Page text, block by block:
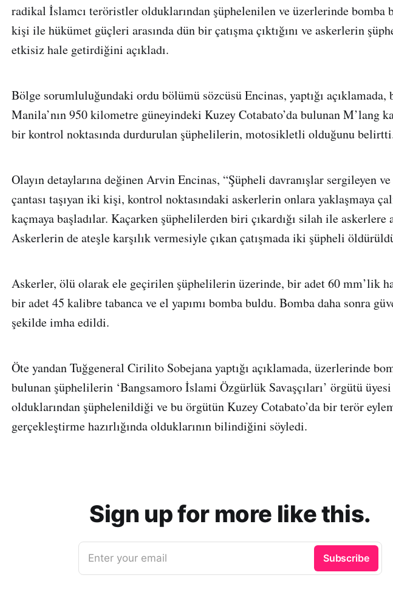
radikal İslamcı teröristler olduklarından şüphelenilen ve üzerlerinde bomba
kişi ile hükümet güçleri arasında dün bir çatışma çıktığını ve askerlerin
etkisiz hale getirdiğini açıkladı.
Bölge sorumluluğundaki ordu bölümü sözcüsü Encinas, yaptığı açıklamada,
Manila’nın 950 kilometre güneyindeki Kuzey Cotabato’da bulunan M’lang
bir kontrol noktasında durdurulan şüphelilerin, motosikletli olduğunu
Olayın detaylarına değinen Arvin Encinas, “Şüpheli davranışlar sergileyen
çantası taşıyan iki kişi, kontrol noktasındaki askerlerin onlara yaklaşmaya
kaçmaya başladılar. Kaçarken şüphelilerden biri çıkardığı silah ile askerlere
Askerlerin de ateşle karşılık vermesiyle çıkan çatışmada iki şüpheli
Askerler, ölü olarak ele geçirilen şüphelilerin üzerinde, bir adet 60 mm’lik
bir adet 45 kalibre tabanca ve el yapımı bomba buldu. Bomba daha sonra
şekilde imha edildi.
Öte yandan Tuğgeneral Cirilito Sobejana yaptığı açıklamada, üzerlerinde
bulunan şüphelilerin ‘Bangsamoro İslami Özgürlük Savaşçıları’ örgütü üyesi
olduklarından şüphelenildiği ve bu örgütün Kuzey Cotabato’da bir terör
gerçekleştirme hazırlığında olduklarının bilindiğini söyledi.
Sign up for more like this.
Enter your email Subscribe